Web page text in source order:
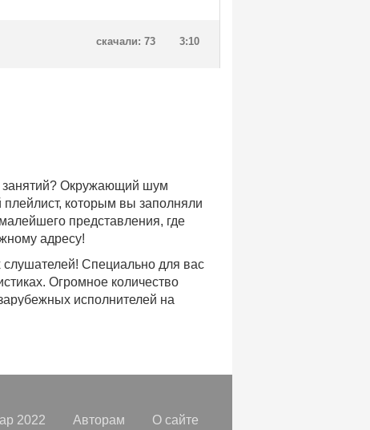
3:10
скачали: 73
занятий? Окружающий шум
которым вы заполняли
представления, где
адресу!
слушателей! Специально для вас
Огромное количество
исполнителей на
с возможностью
хиты уходящих и нынешних годов,
и все это только на
отбирая
самые лучшие
2022 Авторам О сайте